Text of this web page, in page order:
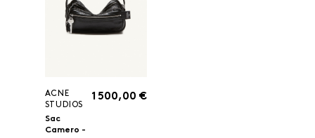
ACNE
STUDIOS
Sac
Camero -
1 500,00 €